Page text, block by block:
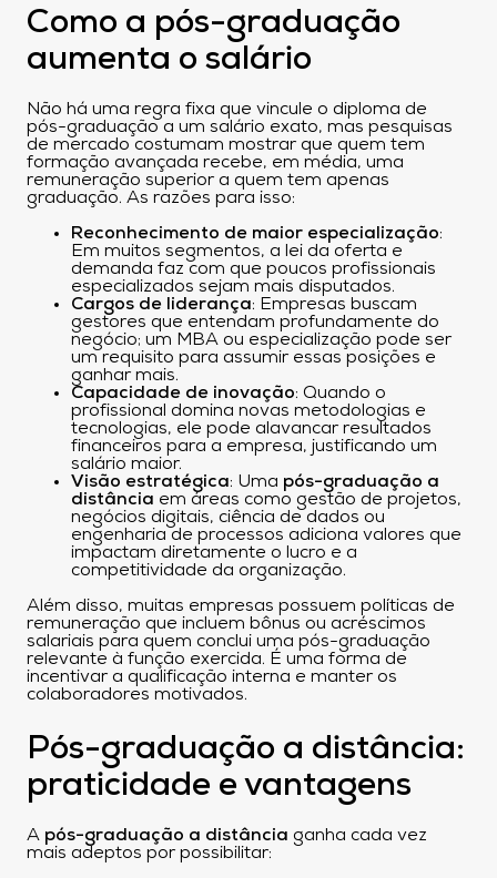
Como a pós-graduação
aumenta o salário
Não há uma regra fixa que vincule o diploma de
pós-graduação a um salário exato, mas pesquisas
de mercado costumam mostrar que quem tem
formação avançada recebe, em média, uma
remuneração superior a quem tem apenas
graduação. As razões para isso:
Reconhecimento de maior especialização:
Em muitos segmentos, a lei da oferta e
demanda faz com que poucos profissionais
especializados sejam mais disputados.
Cargos de liderança: Empresas buscam
gestores que entendam profundamente do
negócio; um MBA ou especialização pode ser
um requisito para assumir essas posições e
ganhar mais.
Capacidade de inovação: Quando o
profissional domina novas metodologias e
tecnologias, ele pode alavancar resultados
financeiros para a empresa, justificando um
salário maior.
Visão estratégica: Uma pós-graduação a
distância em áreas como gestão de projetos,
negócios digitais, ciência de dados ou
engenharia de processos adiciona valores que
impactam diretamente o lucro e a
competitividade da organização.
Além disso, muitas empresas possuem políticas de
remuneração que incluem bônus ou acréscimos
salariais para quem conclui uma pós-graduação
relevante à função exercida. É uma forma de
incentivar a qualificação interna e manter os
colaboradores motivados.
Pós-graduação a distância:
praticidade e vantagens
A pós-graduação a distância ganha cada vez
mais adeptos por possibilitar: